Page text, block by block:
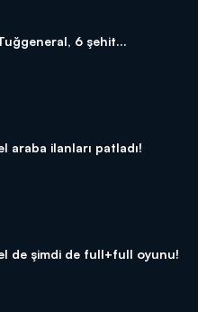
6 şehit...
araba ilanları patladı!
de şimdi de full+full oyunu!